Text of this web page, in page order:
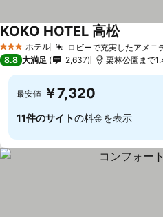
3 ホテルのランク
ホテル ロビーで充実したアメニ
KOKO HOTEL 高松
8.8 大満足 2,637 栗林公園まで
最安値 ￥7,320
11件のサイトの料金を表示